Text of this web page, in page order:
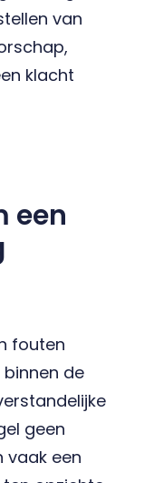
van
klacht
een
fouten
de
geen
vaak een